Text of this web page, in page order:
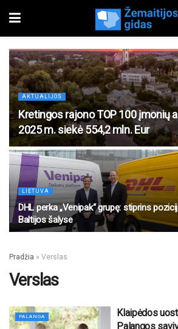
AKTUALIJOS
Kretingos rajono TOP 100 įmonių
2025 m. siekė 554,2 mln. Eur
LIETUVA
DHL perka „Venipak“ grupę: stiprins
Baltijos šalyse
Pradžia » Verslas
Verslas
PALANGA
Klaipėdos
Palangos